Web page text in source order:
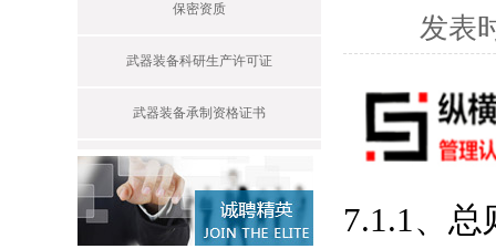
保密资质
武器装备科研生产许可证
武器装备承制资格证书
发表
7.1.1、总